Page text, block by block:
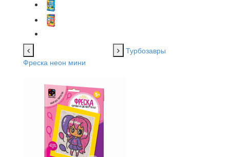
Турбозавры
Фреска неон мини